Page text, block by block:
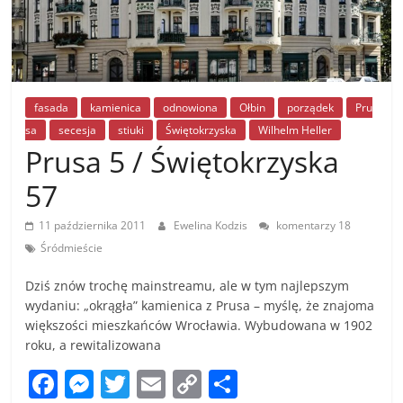
fasada kamienica odnowiona Ołbin porządek
Pru
sa
secesja stiuki Świętokrzyska Wilhelm Heller
Prusa 5 / Świętokrzyska
57
11 października 2011 Ewelina Kodzis
komentarzy 18
Śródmieście
Dziś znów trochę mainstreamu, ale w tym najlepszym
wydaniu: „okrągła” kamienica z Prusa – myślę, że znajoma
większości mieszkańców Wrocławia. Wybudowana w 1902
roku, a rewitalizowana
F M T E C